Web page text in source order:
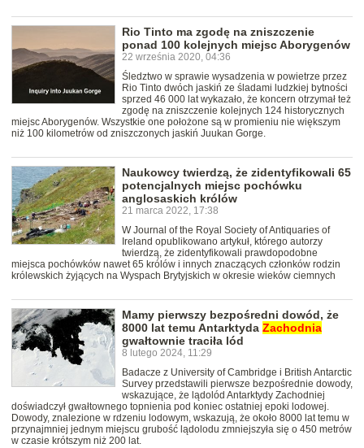
Rio Tinto ma zgodę na zniszczenie
ponad 100 kolejnych miejsc Aborygenów
22 września 2020, 04:36
Śledztwo w sprawie wysadzenia w powietrze przez
Rio Tinto dwóch jaskiń ze śladami ludzkiej bytności
sprzed 46 000 lat wykazało, że koncern otrzymał też
zgodę na zniszczenie kolejnych 124 historycznych
miejsc Aborygenów. Wszystkie one położone są w promieniu nie większym
niż 100 kilometrów od zniszczonych jaskiń Juukan Gorge.
Naukowcy twierdzą, że zidentyfikowali 65
potencjalnych miejsc pochówku
anglosaskich królów
21 marca 2022, 17:38
W Journal of the Royal Society of Antiquaries of
Ireland opublikowano artykuł, którego autorzy
twierdzą, że zidentyfikowali prawdopodobne
miejsca pochówków nawet 65 królów i innych znaczących członków rodzin
królewskich żyjących na Wyspach Brytyjskich w okresie wieków ciemnych
Mamy pierwszy bezpośredni dowód, że
8000 lat temu Antarktyda Zachodnia
gwałtownie traciła lód
8 lutego 2024, 11:29
Badacze z University of Cambridge i British Antarctic
Survey przedstawili pierwsze bezpośrednie dowody,
wskazujące, że lądolód Antarktydy Zachodniej
doświadczył gwałtownego topnienia pod koniec ostatniej epoki lodowej.
Dowody, znalezione w rdzeniu lodowym, wskazują, że około 8000 lat temu w
przynajmniej jednym miejscu grubość lądolodu zmniejszyła się o 450 metrów
w czasie krótszym niż 200 lat.